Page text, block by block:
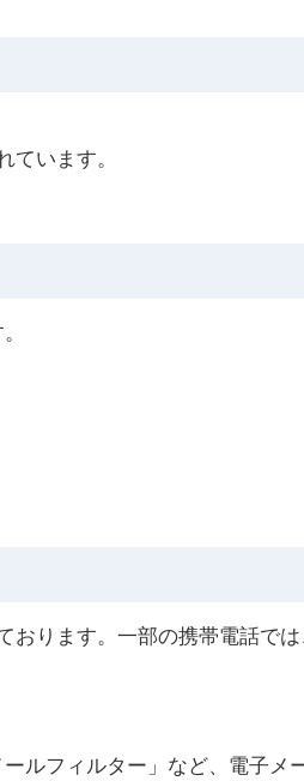
います。
おります。一部の携帯電話で
ルフィルター」など、電子メ